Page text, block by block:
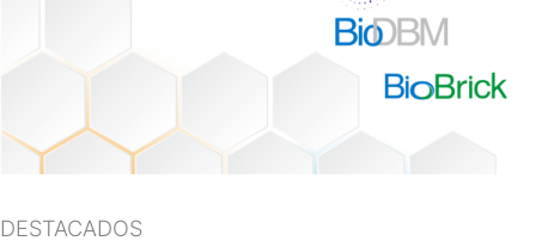
DESTACADOS